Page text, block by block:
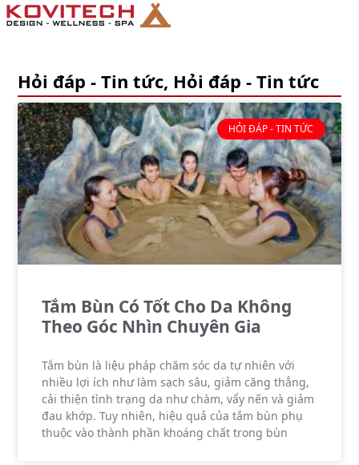
Hỏi đáp - Tin tức, Hỏi đáp - Tin tức
HỎI ĐÁP - TIN TỨC
Tắm Bùn Có Tốt Cho Da Không
Theo Góc Nhìn Chuyên Gia
Tắm bùn là liệu pháp chăm sóc da tự nhiên với
nhiều lợi ích như làm sạch sâu, giảm căng thẳng,
cải thiện tình trạng da như chàm, vẩy nến và giảm
đau khớp. Tuy nhiên, hiệu quả của tắm bùn phụ
thuộc vào thành phần khoáng chất trong bùn